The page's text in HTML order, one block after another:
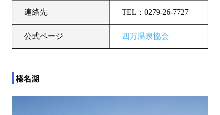
連絡先 TEL：0279-26-7727
公式ページ 四万温泉協会
榛名湖